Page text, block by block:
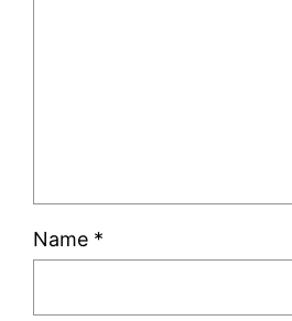
Name *